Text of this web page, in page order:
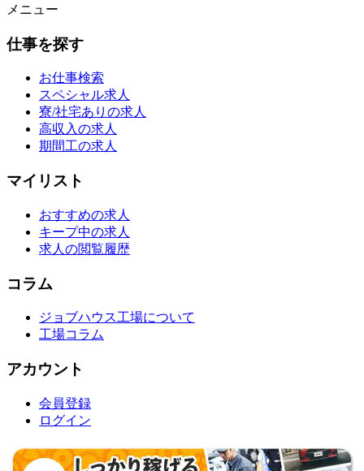
メニュー
仕事を探す
お仕事検索
スペシャル求人
寮/社宅ありの求人
高収入の求人
期間工の求人
マイリスト
おすすめの求人
キープ中の求人
求人の閲覧履歴
コラム
ジョブハウス工場について
工場コラム
アカウント
会員登録
ログイン